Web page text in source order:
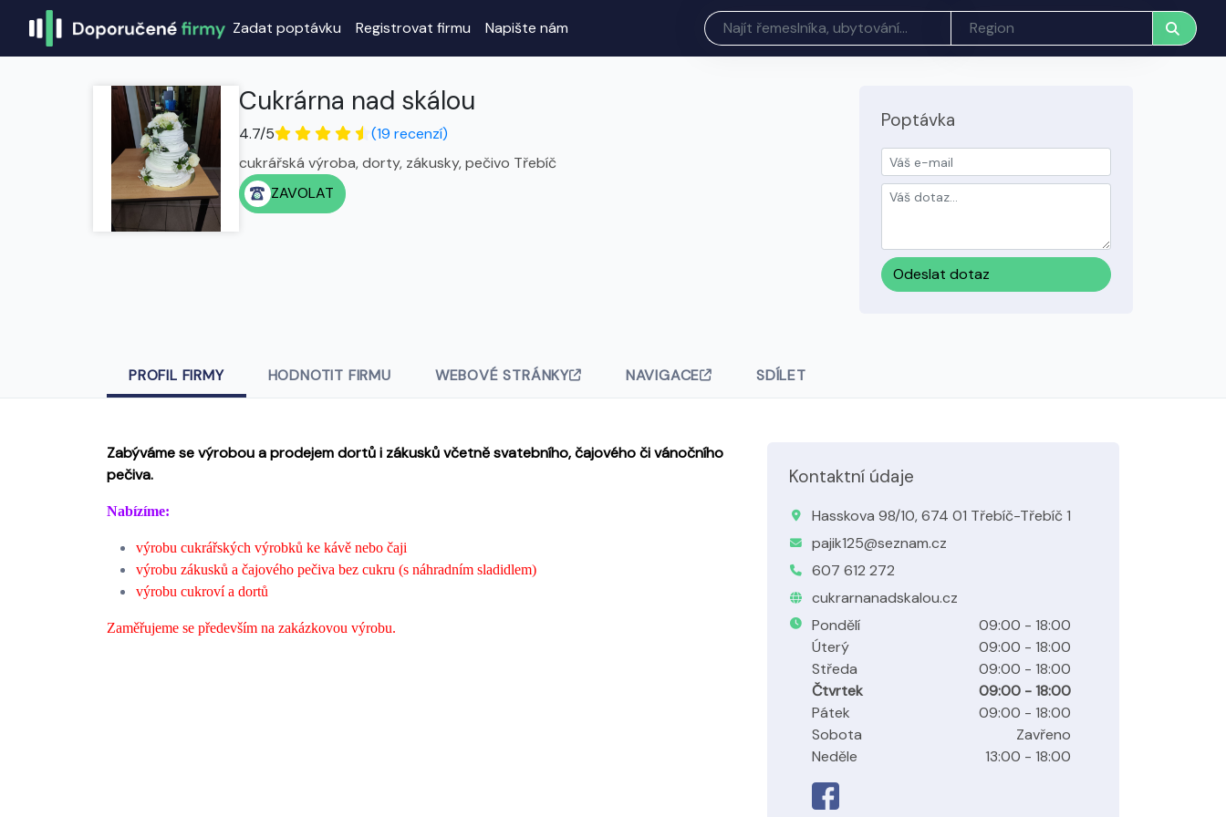
Zadat poptávku Registrovat firmu Napište nám
Cukrárna nad skálou
4.7/5
(19 recenzí)
cukrářská výroba, dorty, zákusky, pečivo Třebíč
ZAVOLAT
Poptávka
Odeslat dotaz
PROFIL FIRMY HODNOTIT FIRMU WEBOVÉ STRÁNKY NAVIGACE SDÍLET
Zabýváme se výrobou a prodejem dortů i zákusků včetně svatebního, čajového či vánočního
pečiva.
Nabízíme:
výrobu cukrářských výrobků ke kávě nebo čaji
výrobu zákusků a čajového pečiva bez cukru (s náhradním sladidlem)
výrobu cukroví a dortů
Zaměřujeme se především na zakázkovou výrobu.
Kontaktní údaje
Hasskova 98/10, 674 01 Třebíč-Třebíč 1
pajik125@seznam.cz
607 612 272
cukrarnanadskalou.cz
Pondělí
09:00 - 18:00
Úterý
09:00 - 18:00
Středa
09:00 - 18:00
Čtvrtek
09:00 - 18:00
Pátek
09:00 - 18:00
Sobota
Zavřeno
Neděle
13:00 - 18:00